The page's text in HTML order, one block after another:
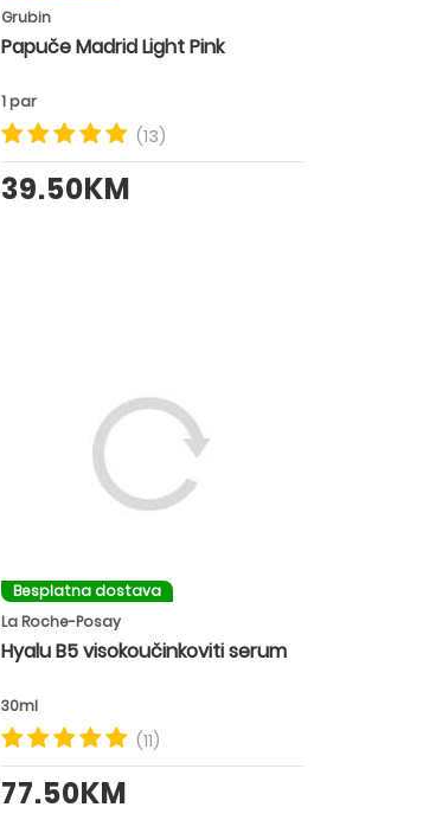
Grubin
Papuče Madrid Light Pink
1 par
(13)
39.50KM
Besplatna dostava
La Roche-Posay
Hyalu B5 visokoučinkoviti serum
30ml
(11)
77.50KM